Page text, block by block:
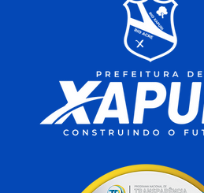
Xapuri conquista a terceira
melhor nota do Acre no
Ideb 2025 e Escola Rita